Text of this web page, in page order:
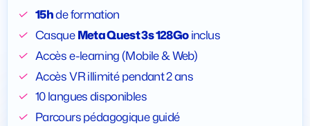
15hde formation
CasqueMeta Quest 3s 128Goinclus
Accès e-learning (Mobile & Web)
Accès VR illimité pendant 2 ans
10 langues disponibles
Parcours pédagogique guidé